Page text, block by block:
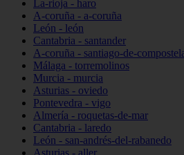
La-rioja - haro
A-coruña - a-coruña
León - león
Cantabria - santander
A-coruña - santiago-de-
Málaga - torremolinos
Murcia - murcia
Asturias - oviedo
Pontevedra - vigo
Almería - roquetas-de-mar
Cantabria - laredo
León - san-andrés-del-rabanedo
Asturias - aller